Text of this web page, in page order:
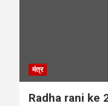
मंत्र
Radha rani ke